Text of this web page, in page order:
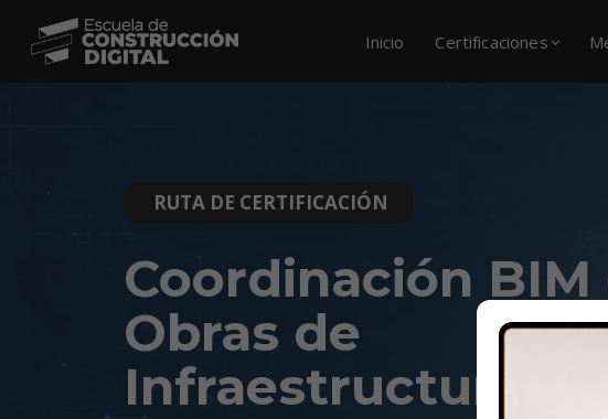
Inicio Certificaciones
RUTA DE CERTIFICACIÓN
Coordinación BIM
Obras de
Infraestructura